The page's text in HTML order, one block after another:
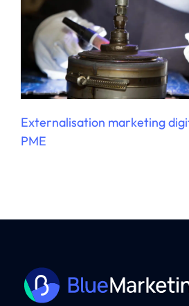
Externalisation marketing
PME